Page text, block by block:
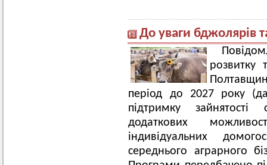
До уваги бджолярів
розвитку
період до 2027 року
підтримку зайнятості
додаткових
індивідуальних
середнього аграрного